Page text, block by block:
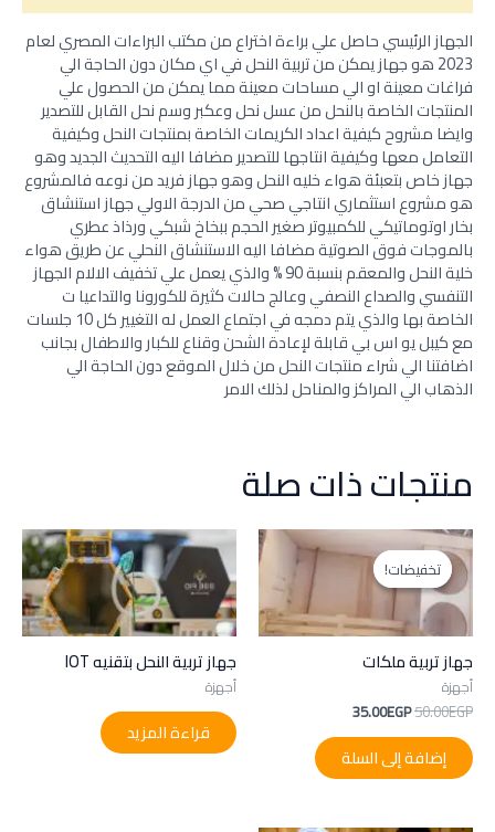
الجهاز الرئيسي حاصل علي براءة اختراع من مكتب البراءات المصري لعام
2023 هو جهاز يمكن من تربية النحل في اي مكان دون الحاجة الي
فراغات معينة او الي مساحات معينة مما يمكن من الحصول علي
المنتجات الخاصة بالنحل من عسل نحل وعكبر وسم نحل القابل للتصدير
وايضا مشروح كيفية اعداد الكريمات الخاصة بمنتجات النحل وكيفية
التعامل معها وكيفية انتاجها للتصدير مضافا اليه التحديث الجديد وهو
جهاز خاص بتعبئة هواء خليه النحل وهو جهاز فريد من نوعه فالمشروع
هو مشروع استثماري انتاجي صحي من الدرجة الاوليجهاز استنشاق
بخار اوتوماتيكي للكمبيوتر صغير الحجم ببخاخ شبكي ورذاذ عطري
بالموجات فوق الصوتية مضافا اليه الاستنشاق النحلي عن طريق هواء
خلية النحل والمعقم بنسبة 90 % والذي يعمل علي تخفيف الالام الجهاز
التنفسي والصداع النصفي وعالج حالات كثيرة للكورونا والتداعيا ت
الخاصة بها والذي يتم دمجه في اجتماع العمل له التغيير كل 10 جلسات
مع كيبل يو اس بي قابلة لإعادة الشحن وقناع للكبار والاطفال بجانب
اضافتنا الي شراء منتجات النحل من خلال الموقع دون الحاجة الي
الذهاب الي المراكز والمناحل لذلك الامر
منتجات ذات صلة
تخفيضات!
تخفيضات!
جهاز تربية ملكات
أجهزة
50.00EGP
السعر
الأصلي
هو:
50.00EGP.
35.00EGP
السعر
الحالي
35.00EGP.
إضافة إلى السلة
جهاز تربية النحل بتقنيه IOT
أجهزة
قراءة المزيد